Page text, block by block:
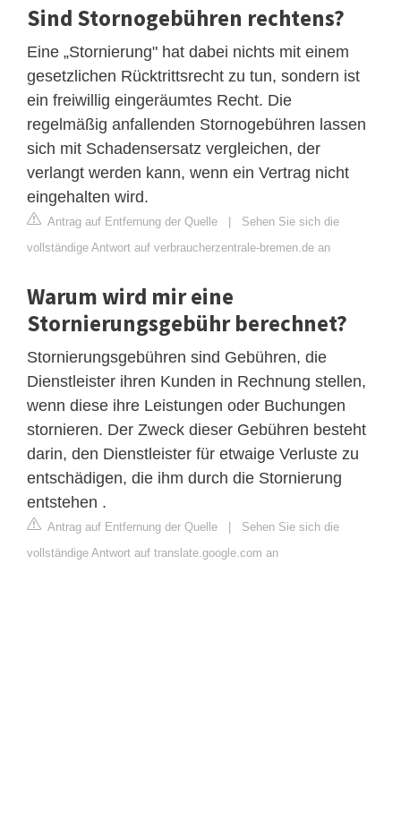
Sind Stornogebühren rechtens?
Eine „Stornierung" hat dabei nichts mit einem
gesetzlichen Rücktrittsrecht zu tun, sondern ist
ein freiwillig eingeräumtes Recht. Die
regelmäßig anfallenden Stornogebühren lassen
sich mit Schadensersatz vergleichen, der
verlangt werden kann, wenn ein Vertrag nicht
eingehalten wird.
Antrag auf Entfernung der Quelle | Sehen Sie sich die
vollständige Antwort auf verbraucherzentrale-bremen.de an
Warum wird mir eine
Stornierungsgebühr berechnet?
Stornierungsgebühren sind Gebühren, die
Dienstleister ihren Kunden in Rechnung stellen,
wenn diese ihre Leistungen oder Buchungen
stornieren. Der Zweck dieser Gebühren besteht
darin, den Dienstleister für etwaige Verluste zu
entschädigen, die ihm durch die Stornierung
entstehen .
Antrag auf Entfernung der Quelle | Sehen Sie sich die
vollständige Antwort auf translate.google.com an